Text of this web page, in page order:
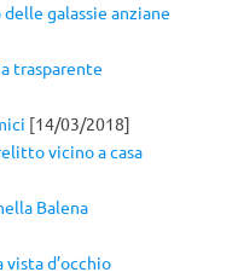
galassie anziane
trasparente
[14/03/2018]
vicino a casa
Balena
d’occhio